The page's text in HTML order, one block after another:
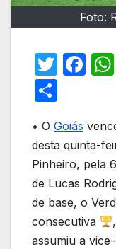
Foto:
T
er
F
e
b
o
o
k
ar
e
• O Goiás
desta quinta-
Pinheiro, pela
de Lucas
de base, o
consecutiva
assumiu a